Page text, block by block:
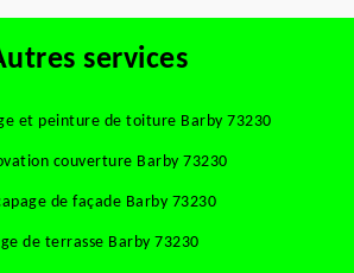
services
et peinture de toiture Barby 73230
couverture Barby 73230
de façade Barby 73230
de terrasse Barby 73230